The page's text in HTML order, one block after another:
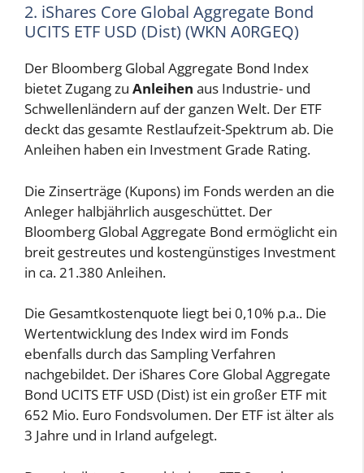
2. iShares Core Global Aggregate Bond
UCITS ETF USD (Dist) (WKN A0RGEQ)
Der Bloomberg Global Aggregate Bond Index
bietet Zugang zu Anleihen aus Industrie- und
Schwellenländern auf der ganzen Welt. Der ETF
deckt das gesamte Restlaufzeit-Spektrum ab. Die
Anleihen haben ein Investment Grade Rating.
Die Zinserträge (Kupons) im Fonds werden an die
Anleger halbjährlich ausgeschüttet. Der
Bloomberg Global Aggregate Bond ermöglicht ein
breit gestreutes und kostengünstiges Investment
in ca. 21.380 Anleihen.
Die Gesamtkostenquote liegt bei 0,10% p.a.. Die
Wertentwicklung des Index wird im Fonds
ebenfalls durch das Sampling Verfahren
nachgebildet. Der iShares Core Global Aggregate
Bond UCITS ETF USD (Dist) ist ein großer ETF mit
652 Mio. Euro Fondsvolumen. Der ETF ist älter als
3 Jahre und in Irland aufgelegt.